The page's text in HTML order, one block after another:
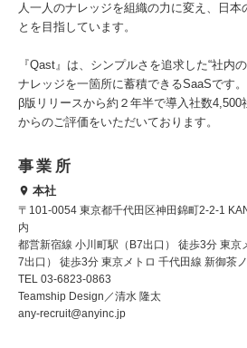
人一人のナレッジを組織の力に変え、日本
とを目指しています。
『Qast』は、シンプルさを追求した“社内
ナレッジを一箇所に蓄積できるSaaSです。
β版リリースから約２年半で導入社数4,500
からのご評価をいただいております。
事業所
本社
〒101-0054 東京都千代田区神田錦町2-2-1
内
都営新宿線 小川町駅（B7出口） 徒歩3分 東京
7出口） 徒歩3分 東京メトロ 千代田線 新御茶
TEL 03-6823-0863
Teamship Design／清水 隆太
any-recruit@anyinc.jp